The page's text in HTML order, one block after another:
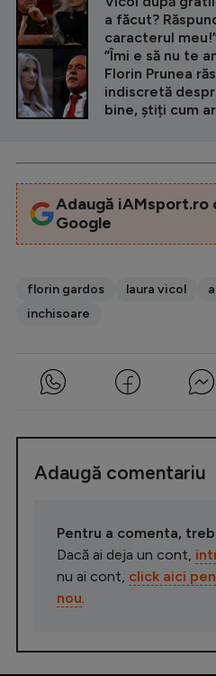
a făcut?
caracterul
”Îmi e să nu te
Florin Prunea
indiscretă
bine, știți cum
Adaugă iAMsport.ro
Google
florin gardos laura vicol
inchisoare
Adaugă comentariu
Pentru a comenta,
Dacă ai deja un cont,
nu ai cont, click aici
nou.